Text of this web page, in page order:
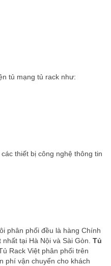
tủ mạng tủ rack như:
thiết bị công nghệ thông tin
phân phối đều là hàng Chính
tại Hà Nội và Sài Gòn. Tủ
Rack Việt phân phối trên
phí vận chuyển cho khách